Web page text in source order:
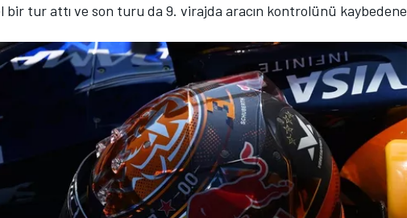
bir tur attı ve son turu da 9. virajda aracın kontrolünü kaybedene